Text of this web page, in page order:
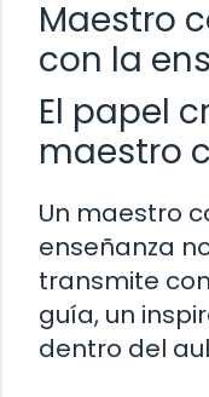
Maestro
con la
El papel
maestro
Un maestro
enseñanza
transmite
guía, un
dentro del